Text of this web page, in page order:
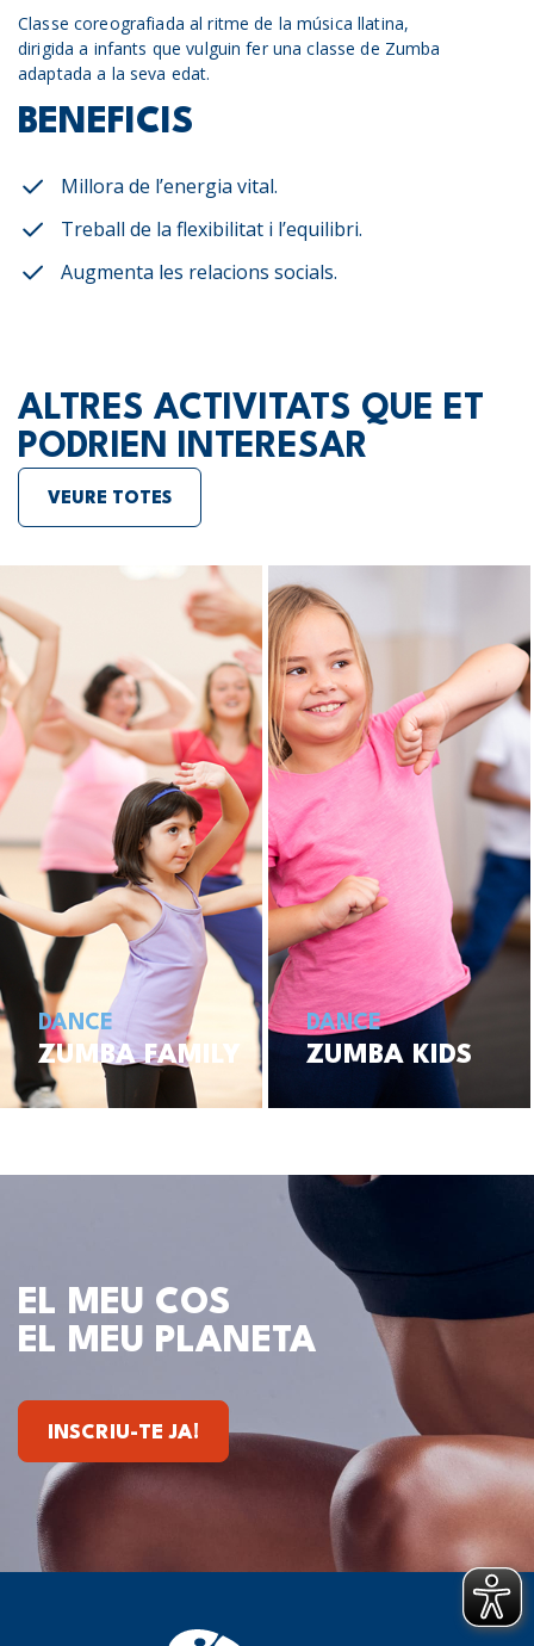
Classe coreografiada al ritme de la música llatina,
dirigida a infants que vulguin fer una classe de Zumba
adaptada a la seva edat.
BENEFICIS
Millora de l’energia vital.
Treball de la flexibilitat i l’equilibri.
Augmenta les relacions socials.
ALTRES ACTIVITATS QUE ET
PODRIEN INTERESAR
VEURE TOTES
DANCE
ZUMBA FAMILY
DANCE
ZUMBA KIDS
EL MEU COS
EL MEU PLANETA
INSCRIU-TE JA!